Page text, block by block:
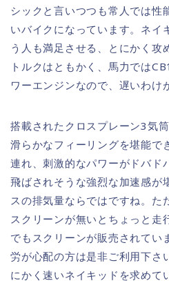
シックと言いつつも常人では性
いバイクになっています。ネイ
う人も満足させる、とにかく攻
トルクはともかく、馬力では
ワーエンジンなので、遅いわけ
搭載されたクロスプレーン3気
滑らかなフィーリングを堪能で
連れ、刺激的なパワーがドバド
飛ばされそうな強烈な加速感が
スの排気量ならではですね。た
スクリーンが無いとちょっと走
でもスクリーンが販売されてい
労が心配の方は是非ご利用下さ
にかく速いネイキッドを求めて